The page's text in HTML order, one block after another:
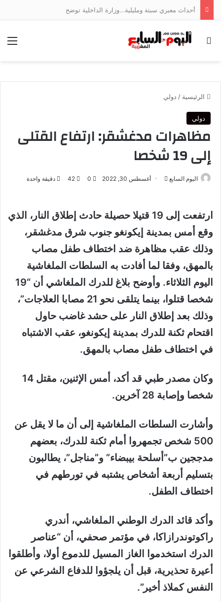
أحداث معبري سبتة ومليلية…وزارة الداخلية توضح
بحث عن
الرئيسية / دولي
دولي
مظاهرات مدغشقر: ارتفاع القتلى
إلى 19 شخصا
اليوم السابع
أرسل أغسطس 30, 2022 0
42 دقيقة واحدة
ارتفعت إلى 19 قتيلا حصيلة حادث إطلاق النار، الذي
وقع أمس بمدينة إيكونغو جنوب شرق مدغشقر،
وذلك عقب مظاهرة ضد اختطاف طفل مصاب
بالمهق، وفقا لما أفادت به السلطات الملغاشية
اليوم الثلاثاء. وأوضح بلاغ للدرك الملغاشي أن “19
شخصا قتلوا، بينما يتلقى نحو 21 مصابا العلاجات”،
وذلك بعد إطلاق النار على حشد غاضب حاول
اقتحام ثكنة للدرك بمدينة إيكونغو، عقب الاشتباه
في اختطاف طفل مصاب بالمهق.
وكان مصدر طبي قد أكد، أمس الإثنين، مقتل 14
شخصا وإصابة 28 آخرين.
وأشارت السلطات الملغاشية إلى أن ما لا يقل عن
500 شخص تجمهروا أمام ثكنة للدرك، بعضهم
مدججين ب”أسلحة بيبضاء” و”مناجل”، يطالبون
بتسليم أربعة أشخاص يشتبه في تورطهم في
اختطاف الطفل.
وأكد قائد الدرك الوطني الملغاشي، أندري
راكوتوندرازاكا، في مؤتمر صحفي، أن “عناصر
الدرك استخدموا الغاز المسيل للدموع أولا، وأطلقوا
أعيرة تحذيرية، قبل أن يلجؤوا للدفاع الشرعي عن
النفس كملاذ أخير”.